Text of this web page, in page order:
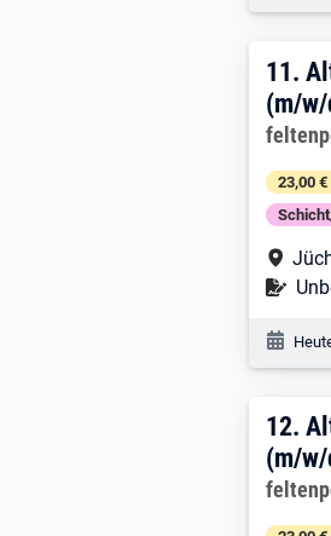
11.
11.
(m/
23,00
12.
12.
(m/